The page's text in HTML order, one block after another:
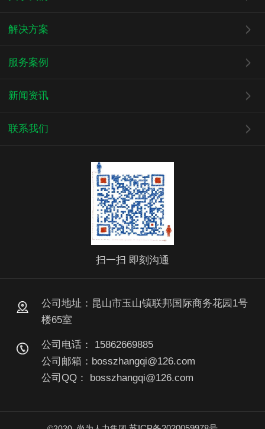
解决方案
服务案例
新闻资讯
联系我们
扫一扫 即刻沟通
公司地址：昆山市玉山镇联邦国际商务花园1号
楼65室
公司电话： 15862669885
公司邮箱：bosszhangqi@126.com
公司QQ： bosszhangqi@126.com